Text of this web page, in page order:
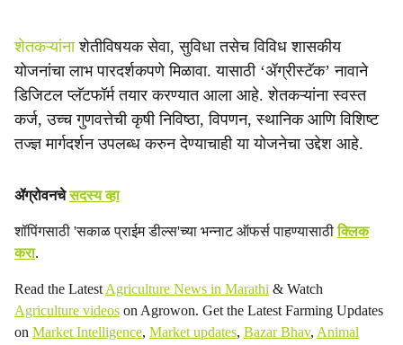
शेतकऱ्यांनाशेतीविषयक सेवा, सुविधा तसेच विविध शासकीय
योजनांचा लाभ पारदर्शकपणे मिळावा. यासाठी ‘ॲग्रीस्टॅक’ नावाने
डिजिटल प्लॅटफॉर्म तयार करण्यात आला आहे. शेतकऱ्यांना स्वस्त
कर्ज, उच्च गुणवत्तेची कृषी निविष्ठा, विपणन, स्थानिक आणि विशिष्ट
तज्ज्ञ मार्गदर्शन उपलब्ध करुन देण्याचाही या योजनेचा उद्देश आहे.
ॲग्रोवनचेसदस्य व्हा
शॉपिंगसाठी 'सकाळ प्राईम डील्स'च्या भन्नाट ऑफर्स पाहण्यासाठीक्लिक
करा.
Read the Latest Agriculture News in Marathi & Watch
Agriculture videos on Agrowon. Get the Latest Farming Updates
on Market Intelligence, Market updates, Bazar Bhav, Animal